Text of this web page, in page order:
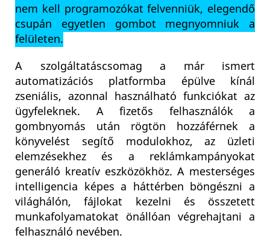
nem kell programozókat felvenniük, elegendő
csupán egyetlen gombot megnyomniuk a
felületen.
A szolgáltatáscsomag a már ismert
automatizációs platformba épülve kínál
zseniális, azonnal használható funkciókat az
ügyfeleknek. A fizetős felhasználók a
gombnyomás után rögtön hozzáférnek a
könyvelést segítő modulokhoz, az üzleti
elemzésekhez és a reklámkampányokat
generáló kreatív eszközökhöz. A mesterséges
intelligencia képes a háttérben böngészni a
világhálón, fájlokat kezelni és összetett
munkafolyamatokat önállóan végrehajtani a
felhasználó nevében.